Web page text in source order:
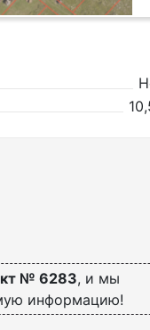
№ 6283, и мы
информацию!